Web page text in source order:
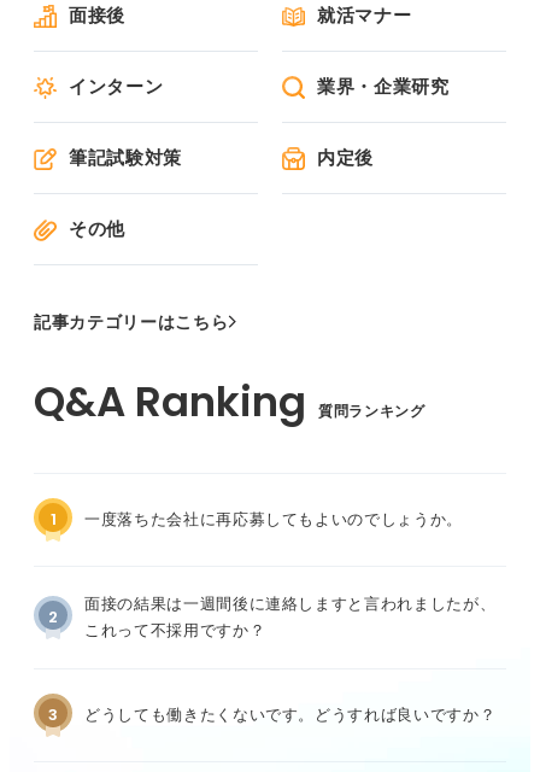
面接後 就活マナー
インターン 業界・企業研究
筆記試験対策 内定後
その他
記事カテゴリーはこちら
質問ランキング
1 一度落ちた会社に再応募してもよいのでしょうか。
2
面接の結果は一週間後に連絡しますと言われましたが、
これって不採用ですか？
3 どうしても働きたくないです。どうすれば良いですか？